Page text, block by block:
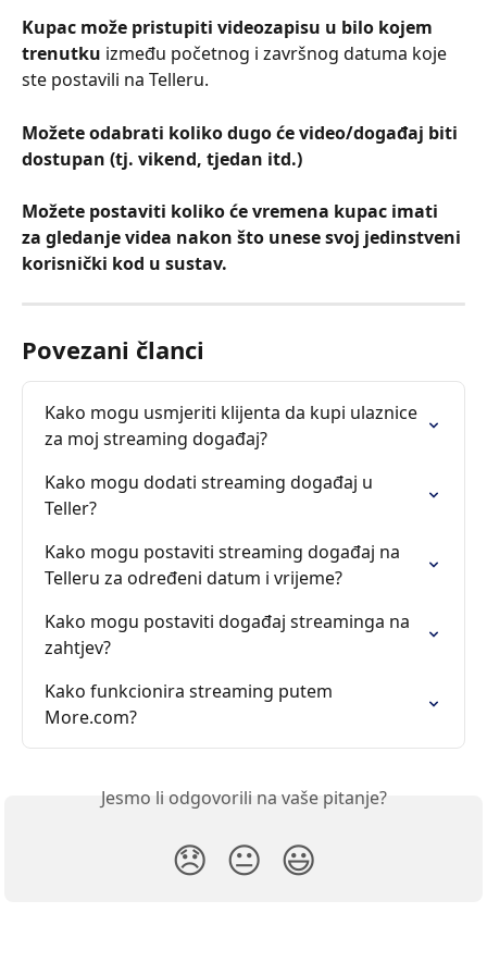
Kupac može pristupiti videozapisu u bilo kojem
trenutku između početnog i završnog datuma koje
ste postavili na Telleru.
Možete odabrati koliko dugo će video/događaj biti
dostupan (tj. vikend, tjedan itd.)
Možete postaviti koliko će vremena kupac imati
za gledanje videa nakon što unese svoj jedinstveni
korisnički kod u sustav.
Povezani članci
Kako mogu usmjeriti klijenta da kupi ulaznice
za moj streaming događaj?
Kako mogu dodati streaming događaj u
Teller?
Kako mogu postaviti streaming događaj na
Telleru za određeni datum i vrijeme?
Kako mogu postaviti događaj streaminga na
zahtjev?
Kako funkcionira streaming putem
More.com?
Jesmo li odgovorili na vaše pitanje?
😞 😐 😃